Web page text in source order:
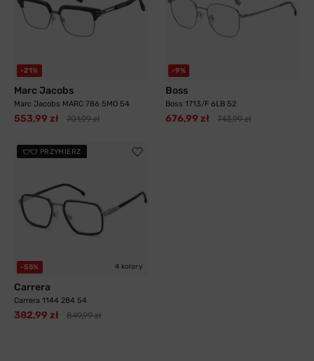
-21%
Marc Jacobs
Marc Jacobs MARC 786 5MO 54
553,99 zł 701,99 zł
-9%
Boss
Boss 1713/F 6LB 52
676,99 zł 743,99 zł
PRZYMIERZ
-55% 4 kolory
Carrera
Carrera 1144 284 54
382,99 zł 849,99 zł